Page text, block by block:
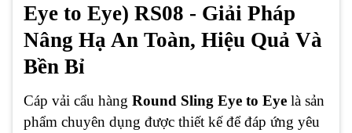
Eye to Eye) RS08 - Giải Pháp
Nâng Hạ An Toàn, Hiệu Quả Và
Bền Bỉ
Cáp vải cẩu hàng Round Sling Eye to Eye là sản
phẩm chuyên dụng được thiết kế để đáp ứng yêu